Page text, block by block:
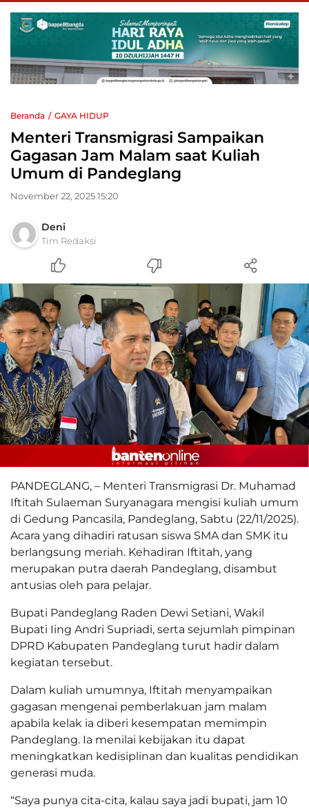
Beranda GAYA HIDUP
Menteri Transmigrasi Sampaikan
Gagasan Jam Malam saat Kuliah
Umum di Pandeglang
November 22, 2025 15:20
Deni
Tim Redaksi
PANDEGLANG, – Menteri Transmigrasi Dr. Muhamad
Iftitah Sulaeman Suryanagara mengisi kuliah umum
di Gedung Pancasila, Pandeglang, Sabtu (22/11/2025).
Acara yang dihadiri ratusan siswa SMA dan SMK itu
berlangsung meriah. Kehadiran Iftitah, yang
merupakan putra daerah Pandeglang, disambut
antusias oleh para pelajar.
Bupati Pandeglang Raden Dewi Setiani, Wakil
Bupati Iing Andri Supriadi, serta sejumlah pimpinan
DPRD Kabupaten Pandeglang turut hadir dalam
kegiatan tersebut.
Dalam kuliah umumnya, Iftitah menyampaikan
gagasan mengenai pemberlakuan jam malam
apabila kelak ia diberi kesempatan memimpin
Pandeglang. Ia menilai kebijakan itu dapat
meningkatkan kedisiplinan dan kualitas pendidikan
generasi muda.
“Saya punya cita-cita, kalau saya jadi bupati, jam 10